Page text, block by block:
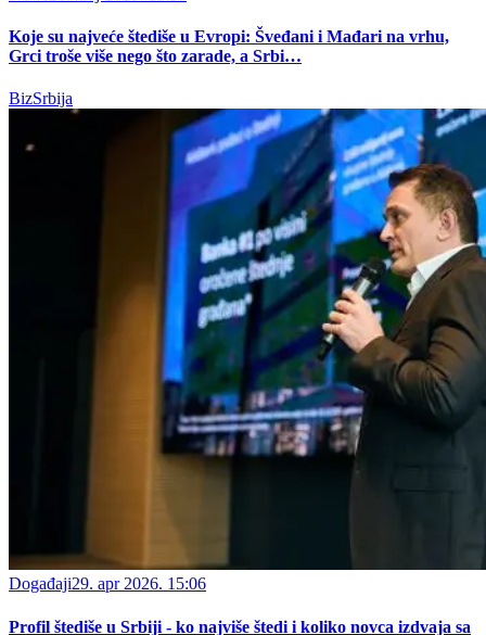
Koje su najveće štediše u Evropi: Šveđani i Mađari na vrhu,
Grci troše više nego što zarade, a Srbi…
BizSrbija
Događaji29. apr 2026. 15:06
Profil štediše u Srbiji - ko najviše štedi i koliko novca izdvaja sa